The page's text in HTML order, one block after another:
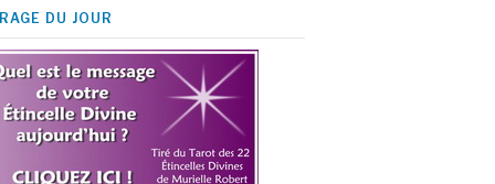
DU JOUR